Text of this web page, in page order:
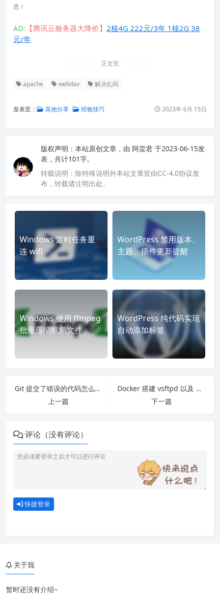
悉！
AD: 【腾讯云服务器大降价】 2核4G 222元/3年 1核2G 38
元/年
正文完
apache webdav 解决乱码
发表至： 其他分享 经验技巧 2023年 6月 15日
版权声明： 本站原创文章，由 阿蛮君 于2023-06-15发
表，共计101字。
转载说明： 除特殊说明外本站文章皆由CC-4.0协议发
布，转载请注明出处。
Windows 定时任务重
连 wifi
WordPress 禁用版本、
主题、插件更新提醒
Windows 使用 ffmpeg
批量压缩视频文件
WordPress 纯代码实现
自动添加标签
Git 提交了错误的代码怎么回滚并和远程仓库同步
上一篇
Docker 搭建 vsftpd 以及 ncftp 使用详解
下一篇
评论（没有评论）
快捷登录
关于我
暂时还没有介绍~